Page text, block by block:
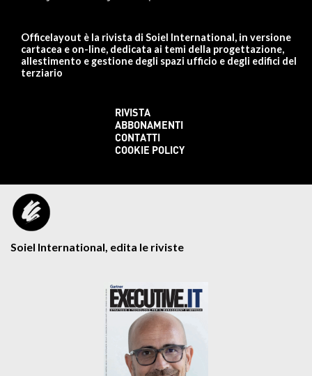
Officelayout è la rivista di Soiel International, in versione
cartacea e on-line, dedicata ai temi della progettazione,
allestimento e gestione degli spazi ufficio e degli edifici del
terziario
RIVISTA
ABBONAMENTI
CONTATTI
COOKIE POLICY
Soiel International, edita le riviste